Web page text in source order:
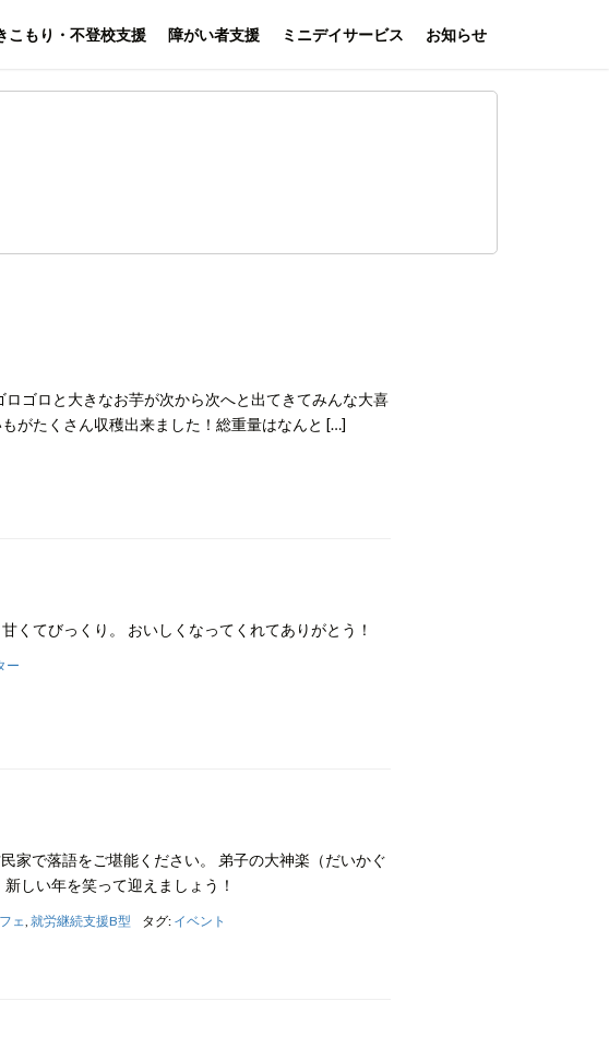
こもり・不登校支援 障がい者支援 ミニデイサービス お知らせ
ゴロと大きなお芋が次から次へと出てきてみんな大喜
がたくさん収穫出来ました！総重量はなんと […]
くてびっくり。 おいしくなってくれてありがとう！
ー
家で落語をご堪能ください。 弟子の大神楽（だいかぐ
しい年を笑って迎えましょう！
ェ ,就労継続支援B型 タグ: イベント